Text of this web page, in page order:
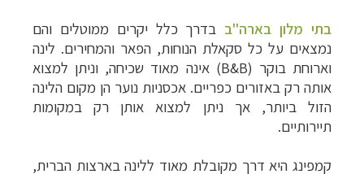
בתי מלון בארה"ב בדרך כלל יקרים ממוטלים והם
נמצאים על כל סקאלת הנוחות, הפאר והמחירים. לינה
וארוחת בוקר (B&B) אינה מאוד שכיחה, וניתן למצוא
אותה רק באזורים כפריים. אכסניות נוער הן מקום הלינה
הזול ביותר, אך ניתן למצוא אותן רק במקומות
תיירותיים.
קמפינג היא דרך מקובלת מאוד ללינה בארצות הברית,